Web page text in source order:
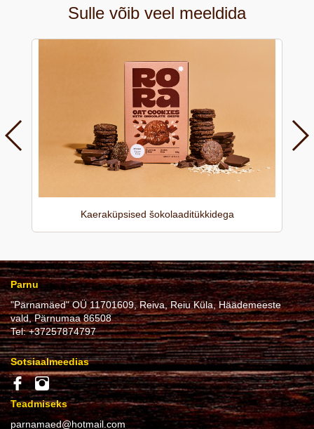
Sulle võib veel meeldida
Kaeraküpsised šokolaaditükkidega
Parnu
"Pärnamäed" OÜ 11701609, Reiva, Reiu Küla, Häädemeeste
vald, Pärnumaa 86508
Tel:+37257874797
Sotsiaalmeedias
Teadmiseks
parnamaed@hotmail.com